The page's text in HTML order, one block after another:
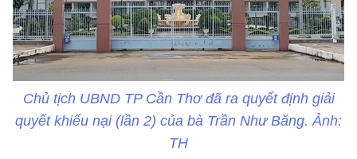
Chủ tịch UBND TP Cần Thơ đã ra quyết định giải
quyết khiếu nại (lần 2) của bà Trần Như Băng. Ảnh:
TH